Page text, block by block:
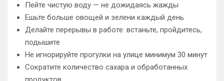
Пейте чистую воду — не дожидаясь жажды
Ешьте больше овощей и зелени каждый день
Делайте перерывы в работе: встаньте, пройдитесь,
подышите
Не игнорируйте прогулки на улице минимум 30 минут
Сократите количество сахара и обработанных